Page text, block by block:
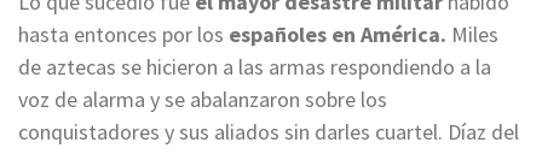
hasta entonces por los españoles en América. Miles
de aztecas se hicieron a las armas respondiendo a la
voz de alarma y se abalanzaron sobre los
conquistadores y sus aliados sin darles cuartel. Díaz del